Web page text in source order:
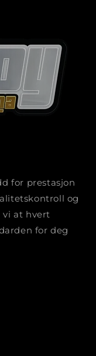
for prestasjon
og
vi at hvert
for deg